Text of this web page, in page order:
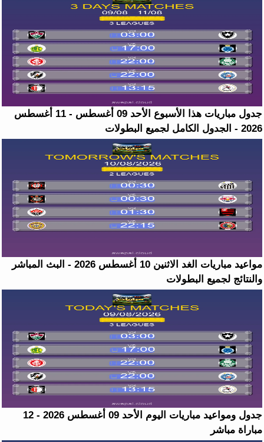
جدول مباريات هذا الأسبوع الأحد 09 أغسطس - 11 أغسطس
2026 - الجدول الكامل لجميع البطولات
مواعيد مباريات الغد الاثنين 10 أغسطس 2026 - البث المباشر
والنتائج لجميع البطولات
جدول ومواعيد مباريات اليوم الأحد 09 أغسطس 2026 - 12
مباراة مباشر